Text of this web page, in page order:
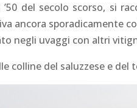
del secolo scorso, si
ancora sporadicamente
negli uvaggi con altri
colline del saluzzese e